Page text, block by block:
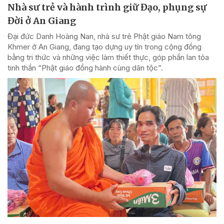
Nhà sư trẻ và hành trình giữ Đạo, phụng sự
Đời ở An Giang
Đại đức Danh Hoàng Nan, nhà sư trẻ Phật giáo Nam tông
Khmer ở An Giang, đang tạo dựng uy tín trong cộng đồng
bằng tri thức và những việc làm thiết thực, góp phần lan tỏa
tinh thần “Phật giáo đồng hành cùng dân tộc”.